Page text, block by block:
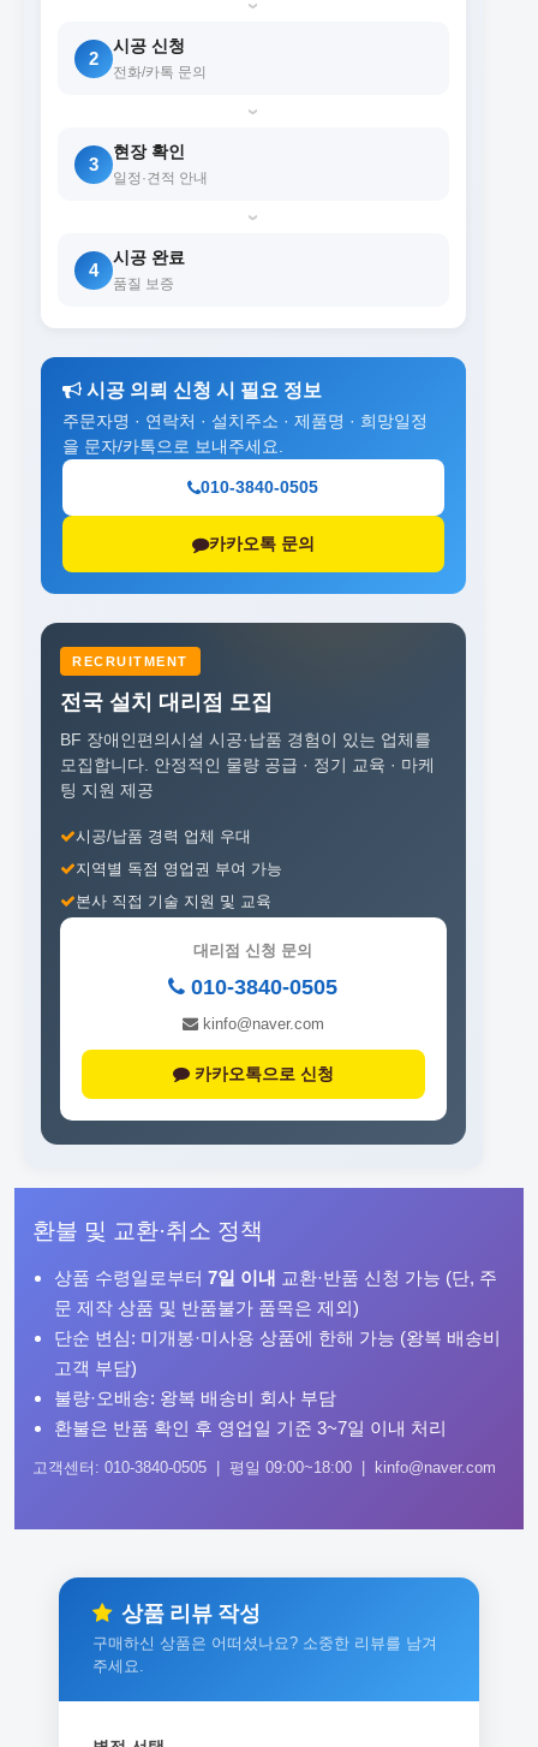
›
2
시공 신청
전화/카톡 문의
›
3
현장 확인
일정·견적 안내
›
4
시공 완료
품질 보증
시공 의뢰 신청 시 필요 정보
주문자명 · 연락처 · 설치주소 · 제품명 · 희망일정
을 문자/카톡으로 보내주세요.
010-3840-0505
카카오톡 문의
RECRUITMENT
전국 설치 대리점 모집
BF 장애인편의시설 시공·납품 경험이 있는 업체를
모집합니다. 안정적인 물량 공급 · 정기 교육 · 마케
팅 지원 제공
시공/납품 경력 업체 우대
지역별 독점 영업권 부여 가능
본사 직접 기술 지원 및 교육
대리점 신청 문의
010-3840-0505
kinfo@naver.com
카카오톡으로 신청
환불 및 교환·취소 정책
상품 수령일로부터 7일 이내 교환·반품 신청 가능 (단, 주
문 제작 상품 및 반품불가 품목은 제외)
단순 변심: 미개봉·미사용 상품에 한해 가능 (왕복 배송비
고객 부담)
불량·오배송: 왕복 배송비 회사 부담
환불은 반품 확인 후 영업일 기준 3~7일 이내 처리
고객센터: 010-3840-0505 | 평일 09:00~18:00 | kinfo@naver.com
상품 리뷰 작성
구매하신 상품은 어떠셨나요? 소중한 리뷰를 남겨
주세요.